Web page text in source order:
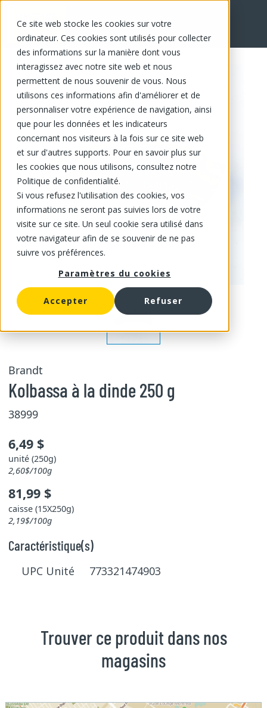
Ce site web stocke les cookies sur votre
ordinateur. Ces cookies sont utilisés pour collecter
des informations sur la manière dont vous
interagissez avec notre site web et nous
permettent de nous souvenir de vous. Nous
utilisons ces informations afin d'améliorer et de
personnaliser votre expérience de navigation, ainsi
que pour les données et les indicateurs
concernant nos visiteurs à la fois sur ce site web
et sur d'autres supports. Pour en savoir plus sur
les cookies que nous utilisons, consultez notre
Politique de confidentialité.
Si vous refusez l'utilisation des cookies, vos
informations ne seront pas suivies lors de votre
visite sur ce site. Un seul cookie sera utilisé dans
votre navigateur afin de se souvenir de ne pas
suivre vos préférences.
Paramètres du cookies
Accepter Refuser
EN
Brandt
Kolbassa à la dinde 250 g
38999
6,49 $
unité (250g)
2,60$/100g
81,99 $
caisse (15X250g)
2,19$/100g
Caractéristique(s)
UPC Unité 773321474903
Trouver ce produit dans nos
magasins